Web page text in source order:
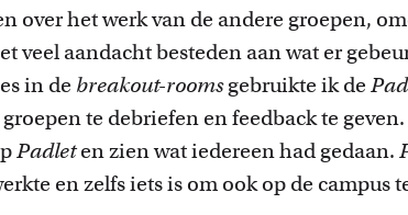
over het werk van de andere groepen,
veel aandacht besteden aan wat er
in de breakout-roomsgebruikte ik de
te debriefen en feedback te
Padleten zien wat iedereen had gedaan.
en zelfs iets is om ook op de campus